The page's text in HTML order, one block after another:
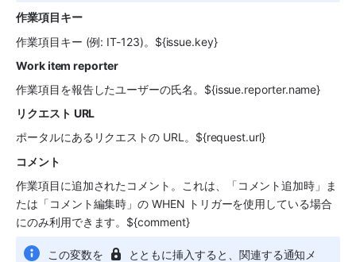
作業項目キー
作業項目キー (例: IT-123)。${issue.key}
Work item reporter
作業項目を報告したユーザーの氏名。${issue.reporter.name}
リクエスト URL
ポータルにあるリクエストの URL。${request.url}
コメント
作業項目に追加されたコメント。これは、「コメント追加時」ま
たは「コメント編集時」の WHEN トリガーを使用している場合
にのみ利用できます。${comment}
この変数を
とともに挿入すると、関連する通知メ